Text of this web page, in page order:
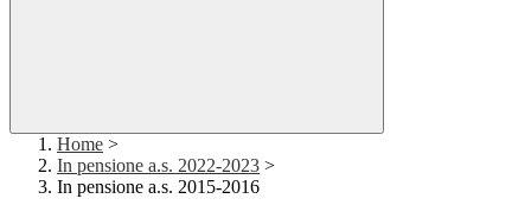
Home >
In pensione a.s. 2022-2023 >
In pensione a.s. 2015-2016